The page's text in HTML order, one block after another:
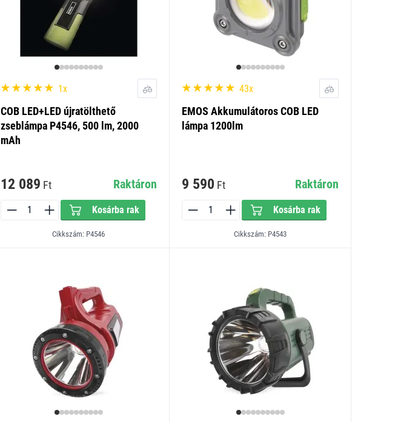
1x
COB LED+LED újratölthető
zseblámpa P4546, 500 lm, 2000
mAh
12 089 Ft Raktáron
Kosárba rak
Cikkszám: P4546
43x
EMOS Akkumulátoros COB LED
lámpa 1200lm
9 590 Ft Raktáron
Kosárba rak
Cikkszám: P4543